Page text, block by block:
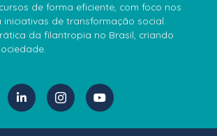
de forma eficiente, com foco nos
de transformação social.
da filantropia no Brasil, criando